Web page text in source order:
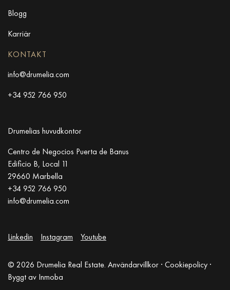
Blogg
Karriär
KONTAKT
info@drumelia.com
+34 952 766 950
Drumelias huvudkontor
Centro de Negocios Puerta de Banus
Edificio B, Local 11
29660 Marbella
+34 952 766 950
info@drumelia.com
© 2026 Drumelia Real Estate. Användarvillkor · Cookiepolicy ·
Byggt av Inmoba
Linkedin Instagram Youtube